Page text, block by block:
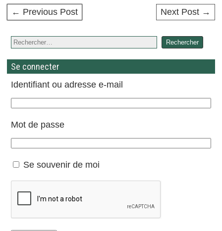
← Previous Post Next Post →
Se connecter
Identifiant ou adresse e-mail
Mot de passe
Se souvenir de moi